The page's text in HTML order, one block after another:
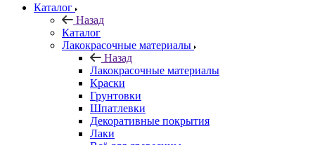
Каталог
Назад
Каталог
Лакокрасочные материалы
Назад
Лакокрасочные материалы
Краски
Грунтовки
Шпатлевки
Декоративные покрытия
Лаки